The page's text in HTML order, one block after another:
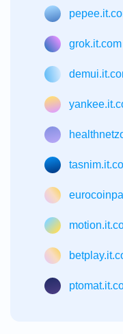
grok.it.com